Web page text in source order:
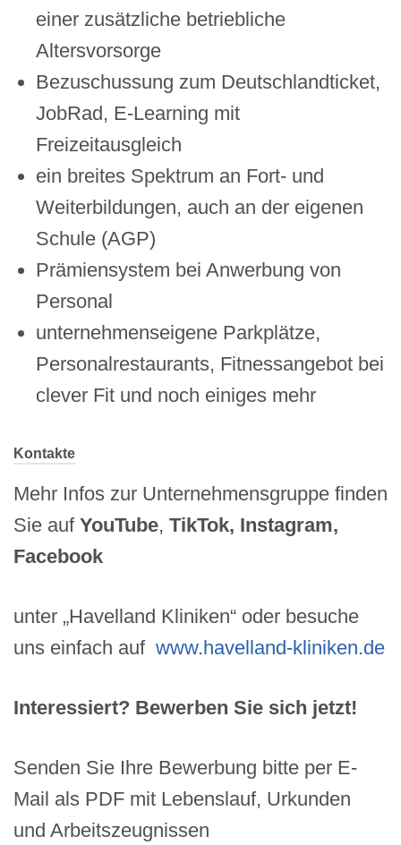
einer zusätzliche betriebliche
Altersvorsorge
Bezuschussung zum Deutschlandticket,
JobRad, E-Learning mit
Freizeitausgleich
ein breites Spektrum an Fort- und
Weiterbildungen, auch an der eigenen
Schule (AGP)
Prämiensystem bei Anwerbung von
Personal
unternehmenseigene Parkplätze,
Personalrestaurants, Fitnessangebot bei
clever Fit und noch einiges mehr
Kontakte
Mehr Infos zur Unternehmensgruppe finden
Sie auf YouTube, TikTok, Instagram,
Facebook
unter „Havelland Kliniken“ oder besuche
uns einfach auf www.havelland-kliniken.de
Interessiert? Bewerben Sie sich jetzt!
Senden Sie Ihre Bewerbung bitte per E-
Mail als PDF mit Lebenslauf, Urkunden
und Arbeitszeugnissen